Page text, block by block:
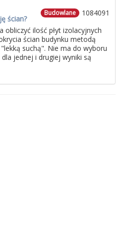
1084091
Budowlane
ścian?
obliczyć ilość płyt izolacyjnych
ścian budynku metodą
suchą". Nie ma do wyboru
jednej i drugiej wyniki są